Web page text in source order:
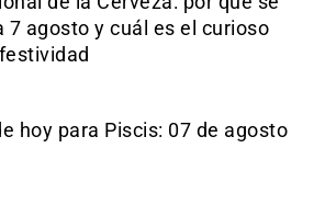
7 agosto y cuál es el curioso
hoy para Piscis: 07 de agosto